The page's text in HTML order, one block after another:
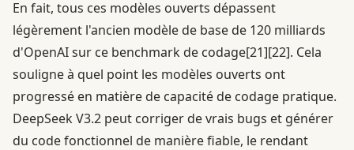
En fait, tous ces modèles ouverts dépassent
légèrement l'ancien modèle de base de 120 milliards
d'OpenAI sur ce benchmark de codage[21][22]. Cela
souligne à quel point les modèles ouverts ont
progressé en matière de capacité de codage pratique.
DeepSeek V3.2 peut corriger de vrais bugs et générer
du code fonctionnel de manière fiable, le rendant